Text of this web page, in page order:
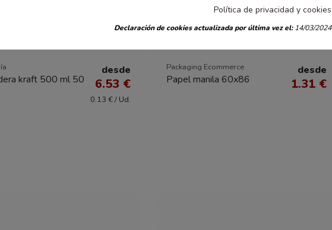
kraft 500 ml 50
desde
6.53 €
0.13 € / Ud.
Packaging Ecommerce
Papel manila 60x86
desde
1.31 €
Política de privacidad y cookies
Declaración de cookies actualizada por última vez el:14/03/2024